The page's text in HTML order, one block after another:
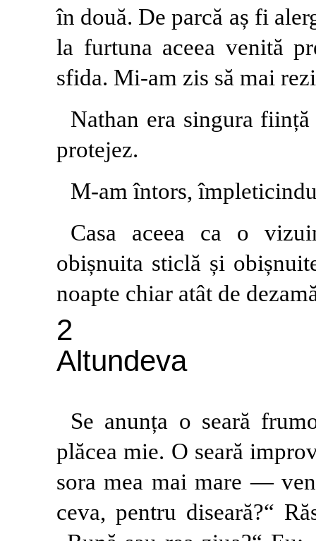
în două. De parcă aș fi
la furtuna aceea venită
sfida. Mi-am zis să mai
Nathan era singura
protejez.
M-am întors,
Casa aceea ca o
obișnuita sticlă și
noapte chiar atât de
2
Altundeva
Se anunța o seară
plăcea mie. O seară
sora mea mai mare —
ceva, pentru diseară?“